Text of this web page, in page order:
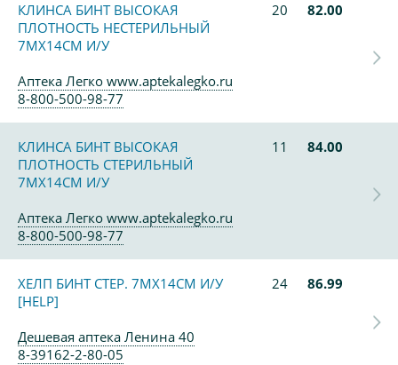
КЛИНСА БИНТ ВЫСОКАЯ
ПЛОТНОСТЬ НЕСТЕРИЛЬНЫЙ
7МХ14СМ И/У
20 82.00
Аптека Легко www.aptekalegko.ru
8-800-500-98-77
КЛИНСА БИНТ ВЫСОКАЯ
ПЛОТНОСТЬ СТЕРИЛЬНЫЙ
7МХ14СМ И/У
11 84.00
Аптека Легко www.aptekalegko.ru
8-800-500-98-77
ХЕЛП БИНТ СТЕР. 7МХ14СМ И/У
[HELP]
24 86.99
Дешевая аптека Ленина 40
8-39162-2-80-05